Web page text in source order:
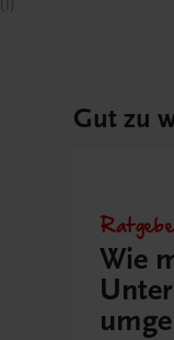
1
Gut zu
Wie